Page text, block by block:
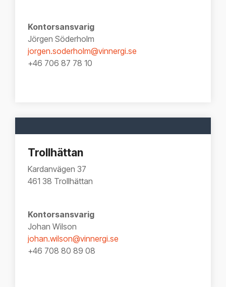
Kontorsansvarig
Jörgen Söderholm
jorgen.soderholm@vinnergi.se
+46 706 87 78 10
Trollhättan
Kardanvägen 37
461 38 Trollhättan
Kontorsansvarig
Johan Wilson
johan.wilson@vinnergi.se
+46 708 80 89 08